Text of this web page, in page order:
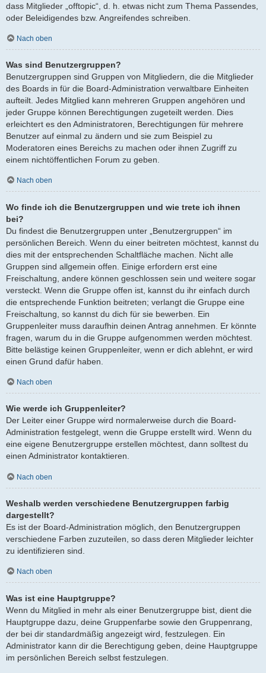
dass Mitglieder „offtopic“, d. h. etwas nicht zum Thema Passendes,
oder Beleidigendes bzw. Angreifendes schreiben.
Nach oben
Was sind Benutzergruppen?
Benutzergruppen sind Gruppen von Mitgliedern, die die Mitglieder
des Boards in für die Board-Administration verwaltbare Einheiten
aufteilt. Jedes Mitglied kann mehreren Gruppen angehören und
jeder Gruppe können Berechtigungen zugeteilt werden. Dies
erleichtert es den Administratoren, Berechtigungen für mehrere
Benutzer auf einmal zu ändern und sie zum Beispiel zu
Moderatoren eines Bereichs zu machen oder ihnen Zugriff zu
einem nichtöffentlichen Forum zu geben.
Nach oben
Wo finde ich die Benutzergruppen und wie trete ich ihnen
bei?
Du findest die Benutzergruppen unter „Benutzergruppen“ im
persönlichen Bereich. Wenn du einer beitreten möchtest, kannst du
dies mit der entsprechenden Schaltfläche machen. Nicht alle
Gruppen sind allgemein offen. Einige erfordern erst eine
Freischaltung, andere können geschlossen sein und weitere sogar
versteckt. Wenn die Gruppe offen ist, kannst du ihr einfach durch
die entsprechende Funktion beitreten; verlangt die Gruppe eine
Freischaltung, so kannst du dich für sie bewerben. Ein
Gruppenleiter muss daraufhin deinen Antrag annehmen. Er könnte
fragen, warum du in die Gruppe aufgenommen werden möchtest.
Bitte belästige keinen Gruppenleiter, wenn er dich ablehnt, er wird
einen Grund dafür haben.
Nach oben
Wie werde ich Gruppenleiter?
Der Leiter einer Gruppe wird normalerweise durch die Board-
Administration festgelegt, wenn die Gruppe erstellt wird. Wenn du
eine eigene Benutzergruppe erstellen möchtest, dann solltest du
einen Administrator kontaktieren.
Nach oben
Weshalb werden verschiedene Benutzergruppen farbig
dargestellt?
Es ist der Board-Administration möglich, den Benutzergruppen
verschiedene Farben zuzuteilen, so dass deren Mitglieder leichter
zu identifizieren sind.
Nach oben
Was ist eine Hauptgruppe?
Wenn du Mitglied in mehr als einer Benutzergruppe bist, dient die
Hauptgruppe dazu, deine Gruppenfarbe sowie den Gruppenrang,
der bei dir standardmäßig angezeigt wird, festzulegen. Ein
Administrator kann dir die Berechtigung geben, deine Hauptgruppe
im persönlichen Bereich selbst festzulegen.